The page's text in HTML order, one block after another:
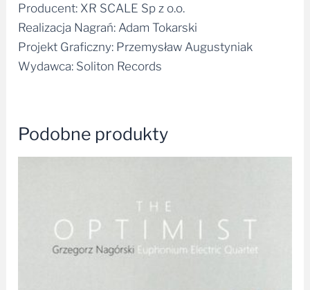
Producent: XR SCALE Sp z o.o.
Realizacja Nagrań: Adam Tokarski
Projekt Graficzny: Przemysław Augustyniak
Wydawca: Soliton Records
Podobne produkty